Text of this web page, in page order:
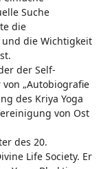
Suche
die
die Wichtigkeit
der Self-
„Autobiografie
des Kriya Yoga
von Ost
des 20.
Life Society. Er